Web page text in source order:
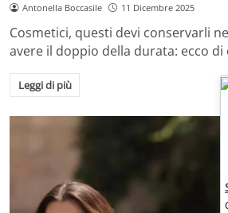
Antonella Boccasile 11 Dicembre 2025
Cosmetici, questi devi conservarli
avere il doppio della durata: ecco di
Leggi di più